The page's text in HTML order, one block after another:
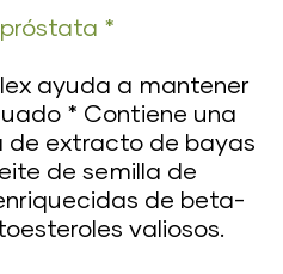
*
ayuda a mantener
* Contiene una
de extracto de bayas
de semilla de
de beta-
valiosos.